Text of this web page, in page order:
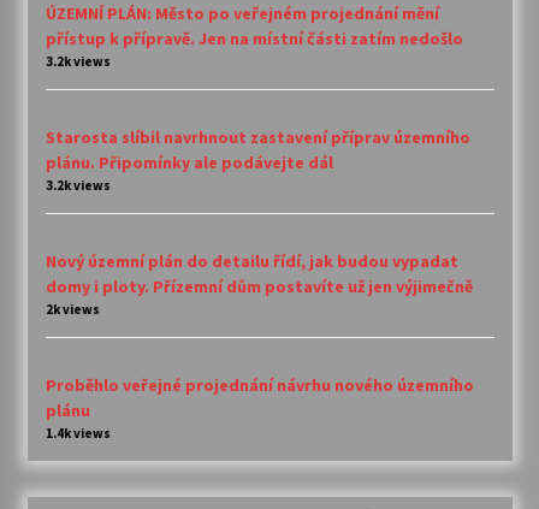
ÚZEMNÍ PLÁN: Město po veřejném projednání mění
přístup k přípravě. Jen na místní části zatím nedošlo
3.2k views
Starosta slíbil navrhnout zastavení příprav územního
plánu. Připomínky ale podávejte dál
3.2k views
Nový územní plán do detailu řídí, jak budou vypadat
domy i ploty. Přízemní dům postavíte už jen výjimečně
2k views
Proběhlo veřejné projednání návrhu nového územního
plánu
1.4k views